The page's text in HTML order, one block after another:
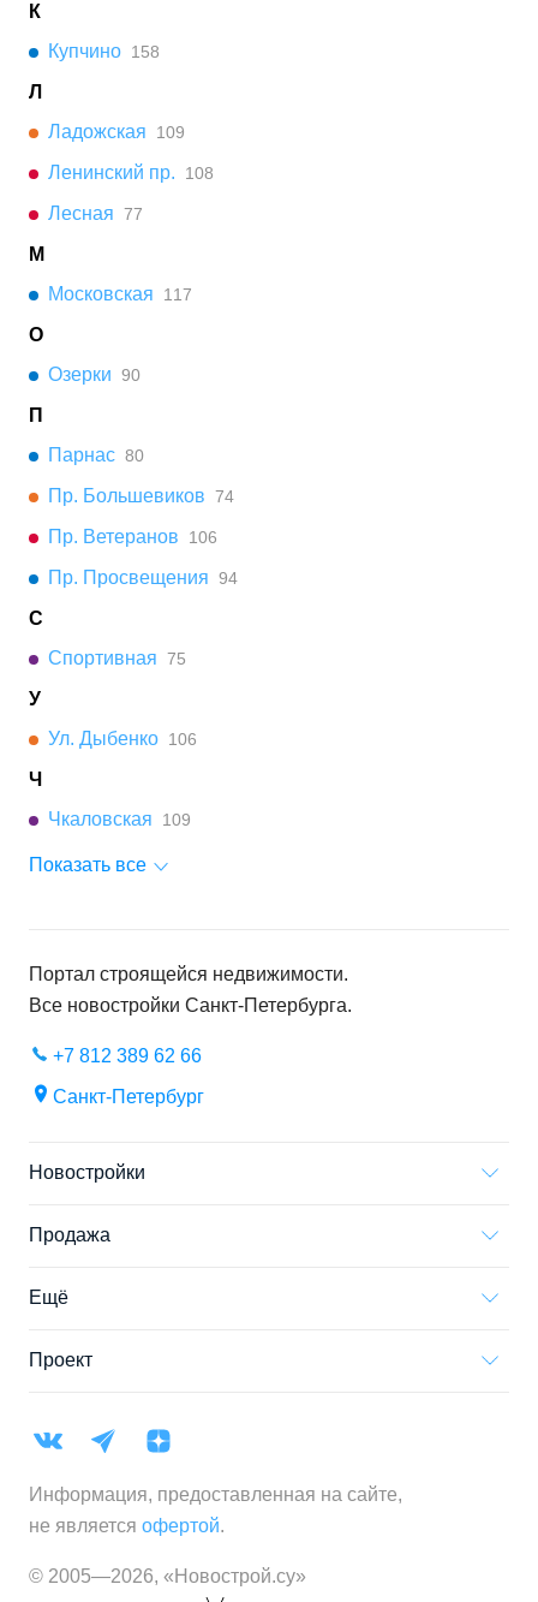
К
Купчино 158
Л
Ладожская
109
Ленинский пр. 108
Лесная 77
М
Московская
117
О
Озерки 90
П
Парнас 80
Пр. Большевиков 74
Пр. Ветеранов 106
Пр. Просвещения 94
С
Спортивная 75
У
Ул. Дыбенко 106
Ч
Чкаловская
109
Показать все
Портал строящейся недвижимости.
Все новостройки Санкт-Петербурга.
+7 812 389 62 66
Санкт-Петербург
Новостройки
Продажа
Ещё
Проект
Информация, предоставленная на сайте,
не является офертой.
© 2005—2026, «Новострой.су»